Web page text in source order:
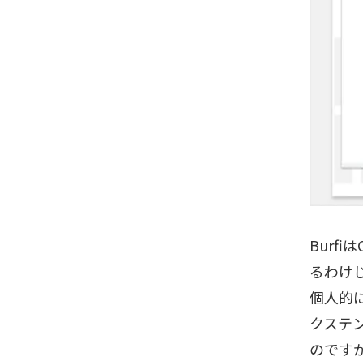
Burfiは
るわけ
個人的
クステ
のです